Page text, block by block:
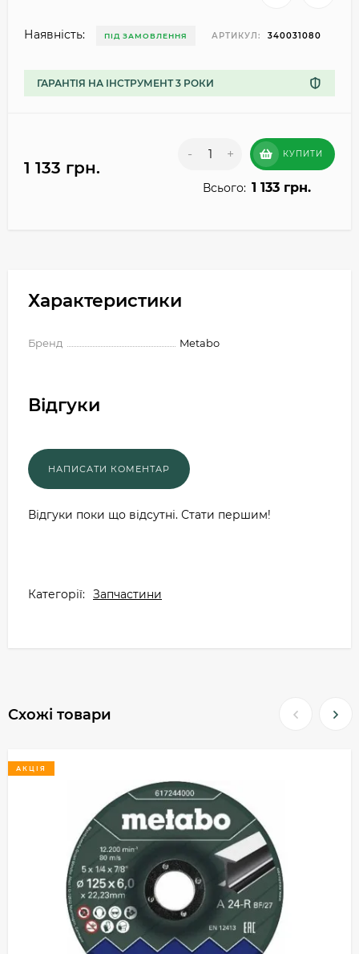
Наявність: ПІД ЗАМОВЛЕННЯ АРТИКУЛ: 340031080
ГАРАНТІЯ НА ІНСТРУМЕНТ 3 РОКИ
1 133 грн.
- + КУПИТИ
Всього: 1 133 грн.
Характеристики
Бренд Metabo
Відгуки
Відгуки поки що відсутні. Стати першим!
Категорії: Запчастини
Схожі товари
АКЦІЯ